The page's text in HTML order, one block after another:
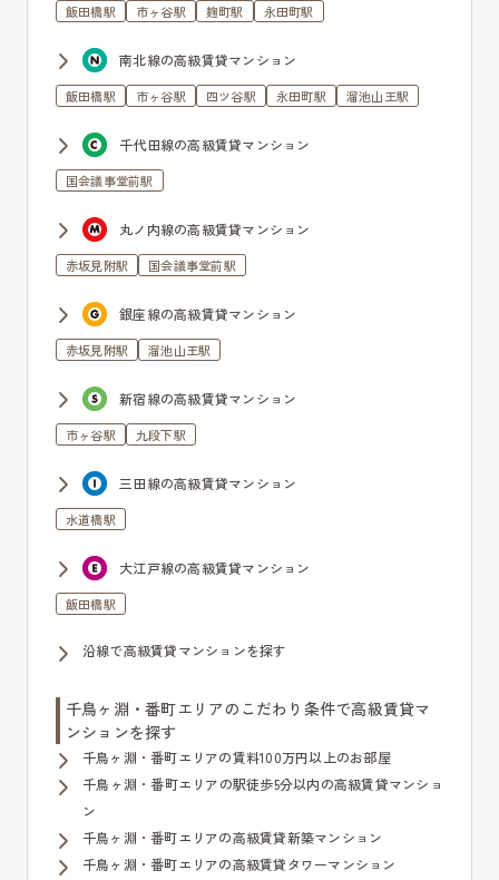
飯田橋駅 市ヶ谷駅 麹町駅 永田町駅
南北線の高級賃貸マンション
飯田橋駅 市ヶ谷駅 四ツ谷駅 永田町駅 溜池山王駅
千代田線の高級賃貸マンション
国会議事堂前駅
丸ノ内線の高級賃貸マンション
赤坂見附駅 国会議事堂前駅
銀座線の高級賃貸マンション
赤坂見附駅 溜池山王駅
新宿線の高級賃貸マンション
市ヶ谷駅 九段下駅
三田線の高級賃貸マンション
水道橋駅
大江戸線の高級賃貸マンション
飯田橋駅
沿線で高級賃貸マンションを探す
千鳥ヶ淵・番町エリアのこだわり条件で高級賃貸マ
ンションを探す
千鳥ヶ淵・番町エリアの賃料100万円以上のお部屋
千鳥ヶ淵・番町エリアの駅徒歩5分以内の高級賃貸マンショ
ン
千鳥ヶ淵・番町エリアの高級賃貸新築マンション
千鳥ヶ淵・番町エリアの高級賃貸タワーマンション